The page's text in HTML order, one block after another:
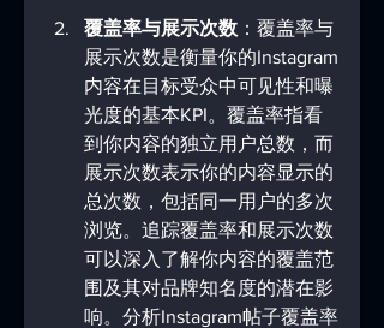
覆盖率与展示次数 ：覆盖率与
展示次数是衡量你的Instagram
内容在目标受众中可见性和曝
光度的基本KPI。覆盖率指看
到你内容的独立用户总数，而
展示次数表示你的内容显示的
总次数，包括同一用户的多次
浏览。追踪覆盖率和展示次数
可以深入了解你内容的覆盖范
围及其对品牌知名度的潜在影
响。分析Instagram帖子覆盖率